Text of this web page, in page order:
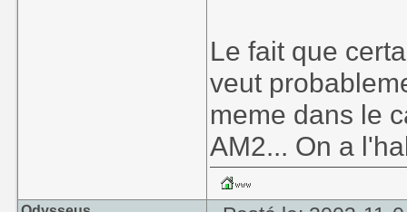
Mere
sequel to
magazine shed
Shenmue 3? Yu
Sources
Le fait que
veut
meme dans le
AM2... On a